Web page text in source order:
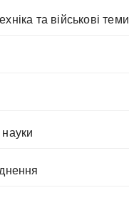
та військові теми
науки